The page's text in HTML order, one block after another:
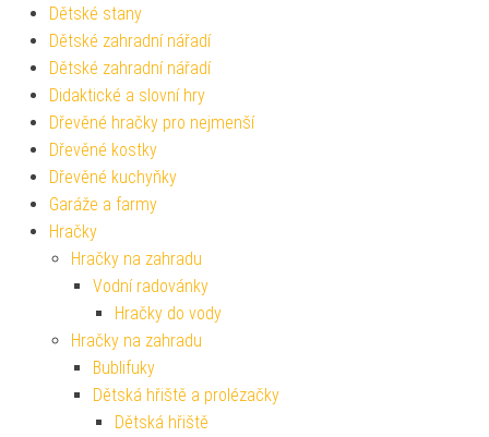
Dětské stany
Dětské zahradní nářadí
Dětské zahradní nářadí
Didaktické a slovní hry
Dřevěné hračky pro nejmenší
Dřevěné kostky
Dřevěné kuchyňky
Garáže a farmy
Hračky
Hračky na zahradu
Vodní radovánky
Hračky do vody
Hračky na zahradu
Bublifuky
Dětská hřiště a prolézačky
Dětská hřiště